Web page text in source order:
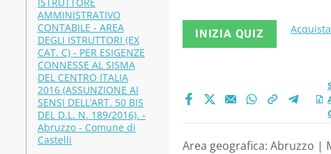
AMMINISTRATIVO
CONTABILE - AREA
DEGLI ISTRUTTORI (EX
CAT. C) - PER ESIGENZE
CONNESSE AL SISMA
DEL CENTRO ITALIA
2016 (ASSUNZIONE AI
SENSI DELL’ART. 50 BIS
DEL D.L. N. 189/2016). -
Abruzzo - Comune di
Castelli
INIZIA QUIZ
Area geografica: Abruzzo |